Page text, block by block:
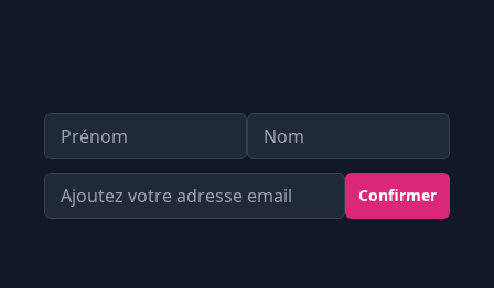
Prénom Nom
Votre Adresse email Confirmer